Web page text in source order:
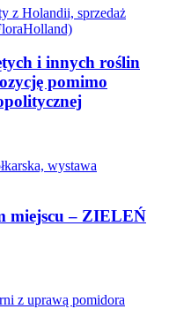
i innych roślin
pomimo
miejscu – ZIELEŃ